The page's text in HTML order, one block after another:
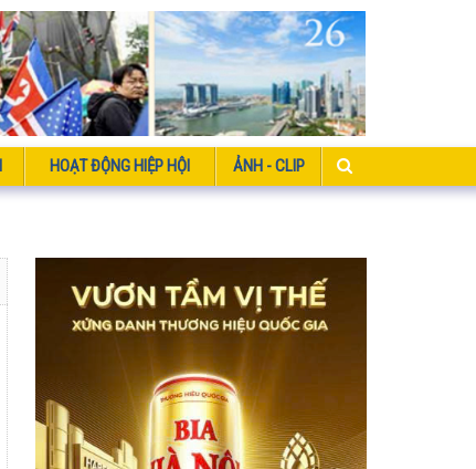
HOẠT ĐỘNG HIỆP HỘI ẢNH - CLIP